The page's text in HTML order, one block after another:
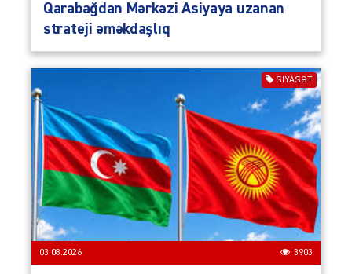
Qarabağdan Mərkəzi Asiyaya uzanan
strateji əməkdaşlıq
SIYASƏT
03.08.2026 3903